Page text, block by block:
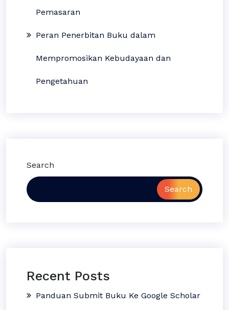
Pemasaran
Peran Penerbitan Buku dalam
Mempromosikan Kebudayaan dan
Pengetahuan
Search
Search
Recent Posts
Panduan Submit Buku Ke Google Scholar